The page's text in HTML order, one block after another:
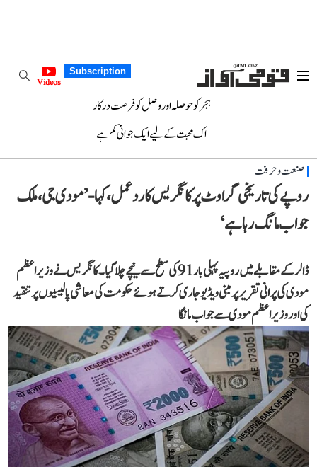
Subscription
Videos
ہجر کو حوصلہ اور وصل کو فرصت درکار
اک محبت کے لیے ایک جوانی کم ہے
صنعت و حرفت
روپے کی تاریخی گراوٹ پر کانگریس کا ردعمل، کہا- ’مودی جی، ملک
جواب مانگ رہا ہے‘
ڈالر کے مقابلے میں روپیہ پہلی بار 91 کی سطح سے نیچے چلا گیا۔ کانگریس نے وزیر اعظم
مودی کی پرانی تقریر پر مبنی ویڈیو جاری کرتے ہوئے حکومت کی معاشی پالیسیوں پر تنقید
کی اور وزیر اعظم مودی سے جواب مانگا